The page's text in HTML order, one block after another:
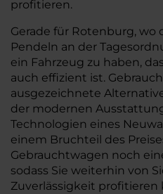
profitieren.
Gerade für Rotenburg, wo
Pendeln an der
ein Fahrzeug zu haben,
auch effizient ist.
ausgezeichnete
der modernen
Technologien eines
einem Bruchteil des
Gebrauchtwagen noch
sodass Sie weiterhin von
Zuverlässigkeit profitieren